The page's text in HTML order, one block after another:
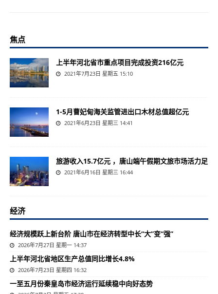
焦点
上半年河北省市重点项目完成投资216亿元
2021年7月23日 星期五 15:10
1-5月曹妃甸海关监管进出口木材总值超亿元
2021年6月23日 星期三 14:41
旅游收入15.7亿元 ，唐山端午假期文旅市场活力足
2021年6月16日 星期三 16:44
经济
经济规模跃上新台阶 唐山市在经济转型中长“大”变“强”
2026年7月27日 星期一 14:37
上半年河北省地区生产总值同比增长4.8%
2026年7月23日 星期四 16:32
一至五月份秦皇岛市经济运行延续稳中向好态势